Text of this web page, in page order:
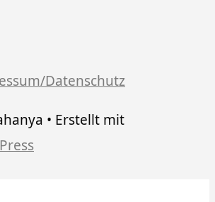
Datenschutz
• Erstellt mit